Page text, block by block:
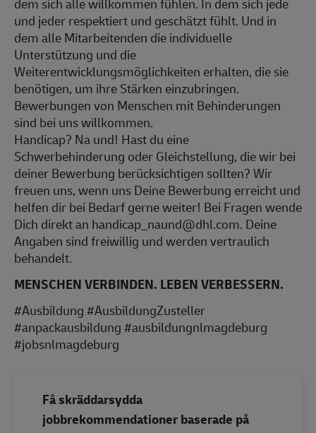
und jeder respektiert und geschätzt fühlt. Und in
dem alle Mitarbeitenden die individuelle
Unterstützung und die
Weiterentwicklungsmöglichkeiten erhalten, die sie
benötigen, um ihre Stärken einzubringen.
Bewerbungen von Menschen mit Behinderungen
sind bei uns willkommen.
Handicap? Na und! Hast du eine
Schwerbehinderung oder Gleichstellung, die wir bei
deiner Bewerbung berücksichtigen sollten? Wir
freuen uns, wenn uns Deine Bewerbung erreicht und
helfen dir bei Bedarf gerne weiter! Bei Fragen wende
Dich direkt an handicap_naund@dhl.com. Deine
Angaben sind freiwillig und werden vertraulich
behandelt.
MENSCHEN VERBINDEN. LEBEN VERBESSERN.
#Ausbildung #AusbildungZusteller
#anpackausbildung #ausbildungnlmagdeburg
#jobsnlmagdeburg
Få skräddarsydda
jobbrekommendationer baserade på